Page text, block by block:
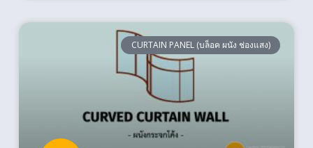
CURTAIN PANEL (บล็อค ผนัง ช่องแสง)